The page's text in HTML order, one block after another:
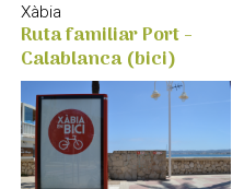
Xàbia
Ruta familiar Port -
Calablanca (bici)